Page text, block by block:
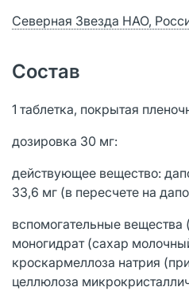
Северная Звезда НАО,
Состав
1 таблетка, покрытая
дозировка 30 мг:
действующее вещество:
33,6 мг (в пересчете на
вспомогательные вещества
моногидрат (сахар
кроскармеллоза натрия
целлюлоза